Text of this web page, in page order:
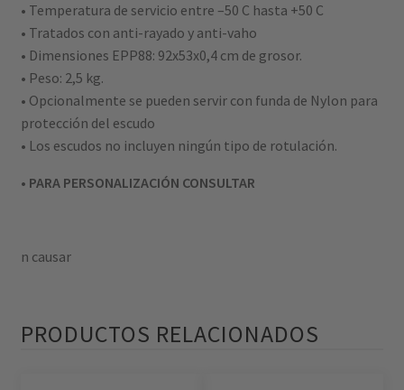
• Temperatura de servicio entre –50 C hasta +50 C
• Tratados con anti-rayado y anti-vaho
• Dimensiones EPP88: 92x53x0,4 cm de grosor.
• Peso: 2,5 kg.
• Opcionalmente se pueden servir con funda de Nylon para
protección del escudo
• Los escudos no incluyen ningún tipo de rotulación.
• PARA PERSONALIZACIÓN CONSULTAR
n causar
PRODUCTOS RELACIONADOS